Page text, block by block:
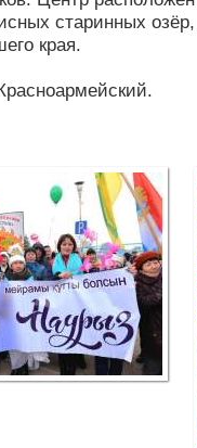
старинных
края.